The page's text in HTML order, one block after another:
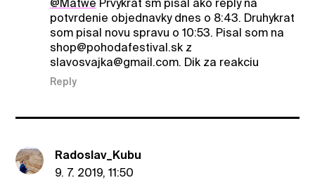
@Matwe Prvykrat sm pisal ako reply na
potvrdenie objednavky dnes o 8:43. Druhykrat
som pisal novu spravu o 10:53. Pisal som na
shop@pohodafestival.sk z
slavosvajka@gmail.com. Dik za reakciu
Reply
Radoslav_Kubu
9. 7. 2019, 11:50